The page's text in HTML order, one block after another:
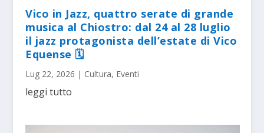
Vico in Jazz, quattro serate di grande
musica al Chiostro: dal 24 al 28 luglio
il jazz protagonista dell’estate di Vico
Equense 🗓
Lug 22, 2026 | Cultura, Eventi
leggi tutto